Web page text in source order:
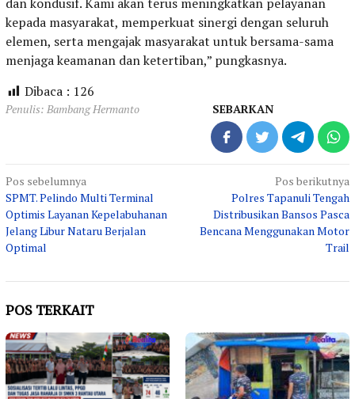
kepada masyarakat, memperkuat sinergi dengan seluruh
elemen, serta mengajak masyarakat untuk bersama-sama
menjaga keamanan dan ketertiban,” pungkasnya.
Dibaca : 126
Penulis: Bambang Hermanto SEBARKAN
Navigasi
pos
Pos sebelumnya
SPMT. Pelindo Multi Terminal
Optimis Layanan Kepelabuhanan
Jelang Libur Nataru Berjalan
Optimal
Pos berikutnya
Polres Tapanuli Tengah
Distribusikan Bansos Pasca
Bencana Menggunakan Motor
Trail
POS TERKAIT